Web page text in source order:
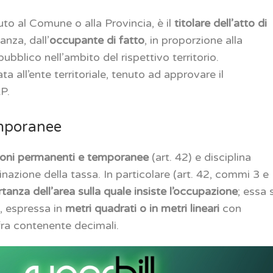
al Comune o alla Provincia, è iltitolare dell’atto di
dall’occupante di fatto, in proporzione alla
nell’ambito del rispettivo territorio.
all’ente territoriale, tenuto ad approvare il
permanenti e temporanee(art. 42) e disciplina
della tassa. In particolare (art. 42, commi 3 e
dell’area sulla quale insiste l’occupazione; essa
espressa in metri quadrati o in metri lineari con
contenente decimali.